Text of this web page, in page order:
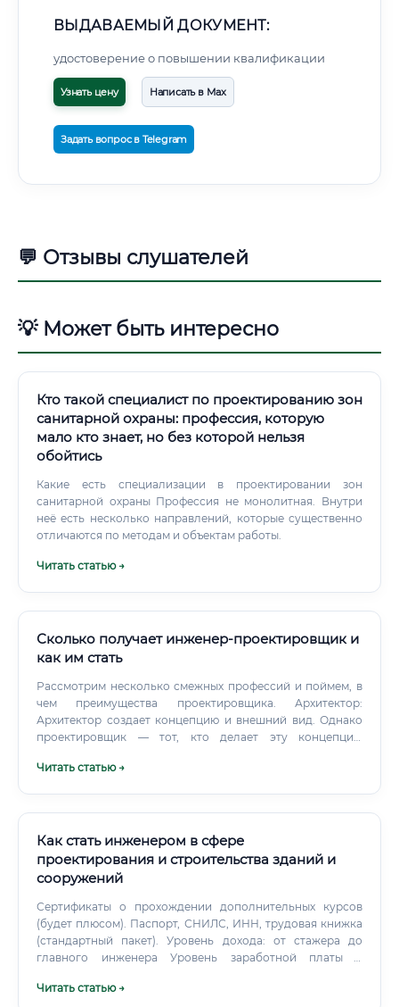
ВЫДАВАЕМЫЙ ДОКУМЕНТ:
удостоверение о повышении квалификации
Узнать цену Написать в Max
Задать вопрос в Telegram
💬 Отзывы слушателей
💡 Может быть интересно
Кто такой специалист по проектированию зон
санитарной охраны: профессия, которую
мало кто знает, но без которой нельзя
обойтись
Какие есть специализации в проектировании зон
санитарной охраны Профессия не монолитная. Внутри
неё есть несколько направлений, которые существенно
отличаются по методам и объектам работы.
Читать статью →
Сколько получает инженер-проектировщик и
как им стать
Рассмотрим несколько смежных профессий и поймем, в
чем преимущества проектировщика. Архитектор:
Архитектор создает концепцию и внешний вид. Однако
проектировщик — тот, кто делает эту концепцию
Читать статью →
Как стать инженером в сфере
проектирования и строительства зданий и
сооружений
Сертификаты о прохождении дополнительных курсов
(будет плюсом). Паспорт, СНИЛС, ИНН, трудовая книжка
(стандартный пакет). Уровень дохода: от стажера до
главного инженера Уровень заработной платы в
зависимости от региона, опыта, специализации и
Читать статью →